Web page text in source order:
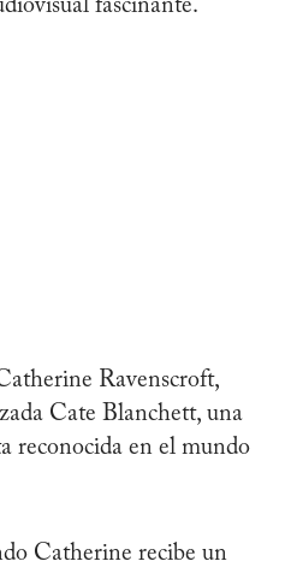
fascinante.
Ravenscroft,
Cate Blanchett, una
reconocida en el mundo
Catherine recibe un